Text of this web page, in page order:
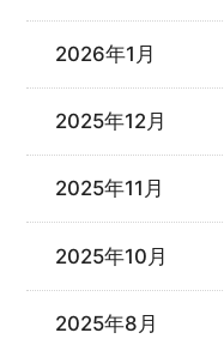
2026年1月
2025年12月
2025年11月
2025年10月
2025年8月